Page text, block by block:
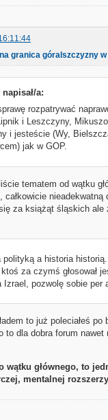
granica góralszczyzny
a:
rozpatrywać
i Leszczyny,
i jesteście (Wy,
jak w GOP.
tematem od wątku
całkowicie
za książąt śląskich
polityką a historia
za czymś głosował
Izrael, pozwolę sobie per
to już poleciałeś
to dla dobra forum nawet
wątku głównego, to
mentalnej